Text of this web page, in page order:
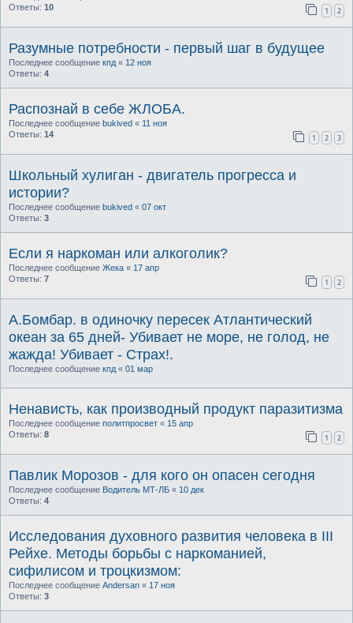
Ответы: 10 1 2
Разумные потребности - первый шаг в будущее
Последнее сообщение кпд « 12 ноя
Ответы: 4
Распознай в себе ЖЛОБА.
Последнее сообщение bukived « 11 ноя
Ответы: 14 1 2 3
Школьный хулиган - двигатель прогресса и
истории?
Последнее сообщение bukived « 07 окт
Ответы: 3
Если я наркоман или алкоголик?
Последнее сообщение Жека « 17 апр
Ответы: 7 1 2
А.Бомбар. в одиночку пересек Атлантический
океан за 65 дней- Убивает не море, не голод, не
жажда! Убивает - Страх!.
Последнее сообщение кпд « 01 мар
Ненависть, как производный продукт паразитизма
Последнее сообщение политпросвет « 15 апр
Ответы: 8 1 2
Павлик Морозов - для кого он опасен сегодня
Последнее сообщение Водитель МТ-ЛБ « 10 дек
Ответы: 4
Исследования духовного развития человека в III
Рейхе. Методы борьбы с наркоманией,
сифилисом и троцкизмом:
Последнее сообщение Andersan « 17 ноя
Ответы: 3